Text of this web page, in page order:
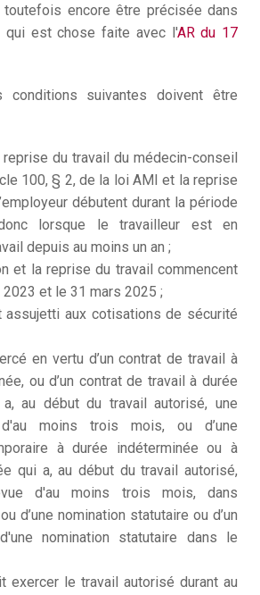
encore être précisée dans
qui est chose faite avec l'AR du 17
conditions suivantes doivent être
du travail du médecin-conseil
100, § 2, de la loi AMI et la reprise
débutent durant la période
lorsque le travailleur est en
depuis au moins un an ;
et la reprise du travail commencent
et le 31 mars 2025 ;
assujetti aux cotisations de sécurité
en vertu d’un contrat de travail à
ou d’un contrat de travail à durée
au début du travail autorisé, une
moins trois mois, ou d’une
à durée indéterminée ou à
qui a, au début du travail autorisé,
d'au moins trois mois, dans
d’une nomination statutaire ou d’un
nomination statutaire dans le
exercer le travail autorisé durant au